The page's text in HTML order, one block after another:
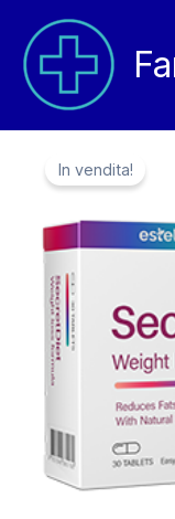
contenuto
In vendita!